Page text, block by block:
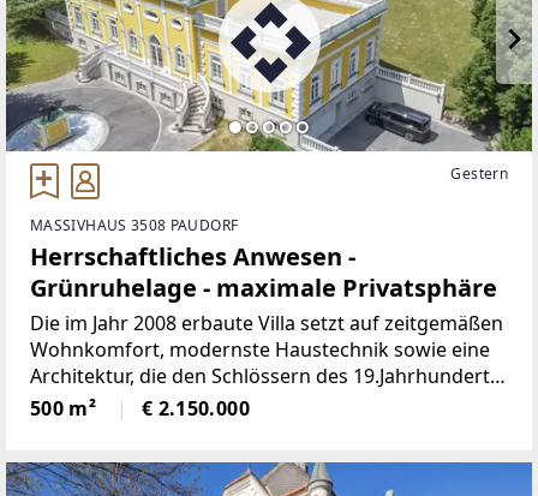
Gestern
MASSIVHAUS 3508 PAUDORF
Herrschaftliches Anwesen -
Grünruhelage - maximale Privatsphäre
Die im Jahr 2008 erbaute Villa setzt auf zeitgemäßen
Wohnkomfort, modernste Haustechnik sowie eine
Architektur, die den Schlössern des 19.Jahrhunderts
detailgetreu nachempfunden wurde. Eingebettet in
einem ca 0,8 ha großen Grundstück – umrahmt
500 m² € 2.150.000